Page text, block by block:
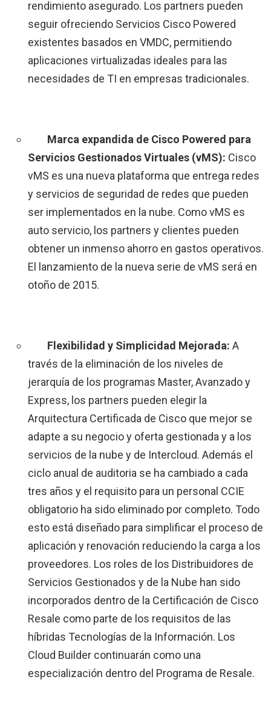
rendimiento asegurado. Los partners pueden
seguir ofreciendo Servicios Cisco Powered
existentes basados en VMDC, permitiendo
aplicaciones virtualizadas ideales para las
necesidades de TI en empresas tradicionales.
Marca expandida de Cisco Powered para
Servicios Gestionados Virtuales (vMS): Cisco
vMS es una nueva plataforma que entrega redes
y servicios de seguridad de redes que pueden
ser implementados en la nube. Como vMS es
auto servicio, los partners y clientes pueden
obtener un inmenso ahorro en gastos operativos.
El lanzamiento de la nueva serie de vMS será en
otoño de 2015.
Flexibilidad y Simplicidad Mejorada: A
través de la eliminación de los niveles de
jerarquía de los programas Master, Avanzado y
Express, los partners pueden elegir la
Arquitectura Certificada de Cisco que mejor se
adapte a su negocio y oferta gestionada y a los
servicios de la nube y de Intercloud. Además el
ciclo anual de auditoria se ha cambiado a cada
tres años y el requisito para un personal CCIE
obligatorio ha sido eliminado por completo. Todo
esto está diseñado para simplificar el proceso de
aplicación y renovación reduciendo la carga a los
proveedores. Los roles de los Distribuidores de
Servicios Gestionados y de la Nube han sido
incorporados dentro de la Certificación de Cisco
Resale como parte de los requisitos de las
híbridas Tecnologías de la Información. Los
Cloud Builder continuarán como una
especialización dentro del Programa de Resale.